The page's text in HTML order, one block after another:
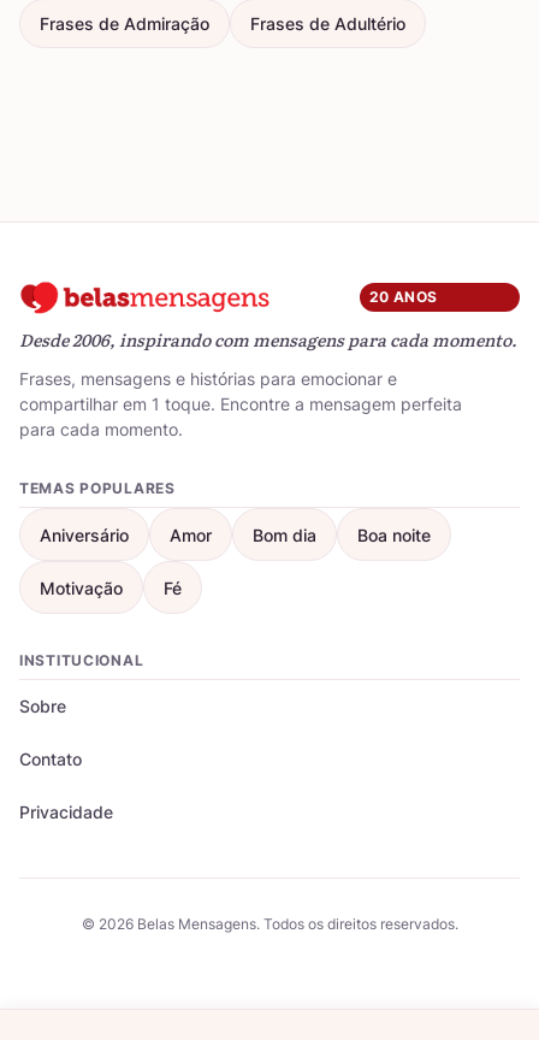
Frases de Admiração Frases de Adultério
20 ANOS
Desde 2006, inspirando com mensagens para cada momento.
Frases, mensagens e histórias para emocionar e
compartilhar em 1 toque. Encontre a mensagem perfeita
para cada momento.
TEMAS POPULARES
Aniversário Amor Bom dia Boa noite
Motivação Fé
INSTITUCIONAL
Sobre
Contato
Privacidade
© 2026 Belas Mensagens. Todos os direitos reservados.